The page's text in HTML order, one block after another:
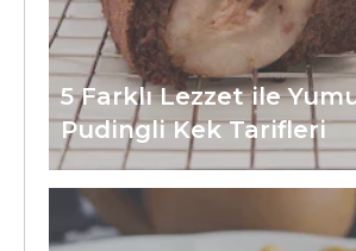
5 Farklı Lezzet ile
Pudingli Kek Tarifleri